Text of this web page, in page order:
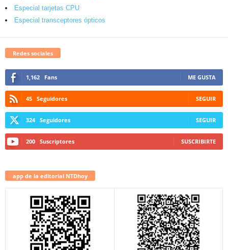
Especial tarjetas CPU
Especial transceptores ópticos
Redes sociales
1,162 Fans ME GUSTA
45 Seguidores SEGUIR
324 Seguidores SEGUIR
200 Suscriptores SUSCRIBIRTE
app de la editorial NTDhoy